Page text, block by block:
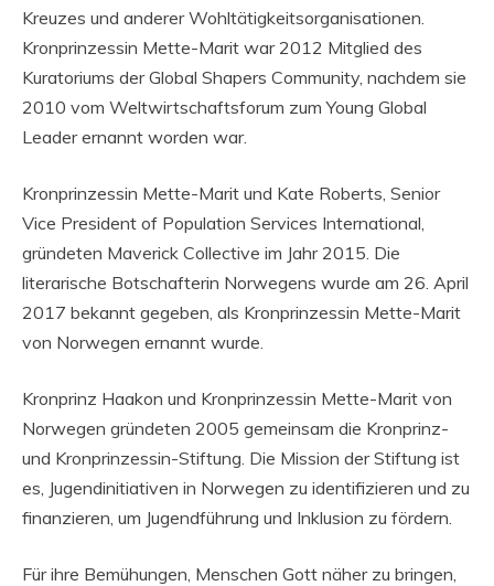
Kreuzes und anderer Wohltätigkeitsorganisationen.
Kronprinzessin Mette-Marit war 2012 Mitglied des
Kuratoriums der Global Shapers Community, nachdem sie
2010 vom Weltwirtschaftsforum zum Young Global
Leader ernannt worden war.
Kronprinzessin Mette-Marit und Kate Roberts, Senior
Vice President of Population Services International,
gründeten Maverick Collective im Jahr 2015. Die
literarische Botschafterin Norwegens wurde am 26. April
2017 bekannt gegeben, als Kronprinzessin Mette-Marit
von Norwegen ernannt wurde.
Kronprinz Haakon und Kronprinzessin Mette-Marit von
Norwegen gründeten 2005 gemeinsam die Kronprinz-
und Kronprinzessin-Stiftung. Die Mission der Stiftung ist
es, Jugendinitiativen in Norwegen zu identifizieren und zu
finanzieren, um Jugendführung und Inklusion zu fördern.
Für ihre Bemühungen, Menschen Gott näher zu bringen,